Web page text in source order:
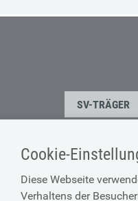
Cookie-
Diese Webseite
Verhaltens der
SV-TRÄGER
ÜBER UNS
Kontakt